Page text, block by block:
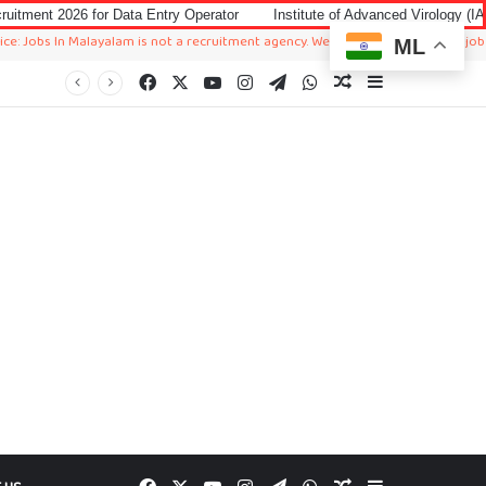
Entry Operator Institute of Advanced Virology (IAV) Notification
is not a recruitment agency. We just sharing available job in
Facebook YouTubeInstagramTelegramWhatsAppRandom Article
ML